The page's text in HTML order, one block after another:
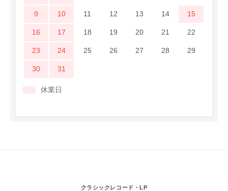
9 10 11 12 13 14 15
16 17 18 19 20 21 22
23 24 25 26 27 28 29
30 31
休業日
クラシックレコード・LP